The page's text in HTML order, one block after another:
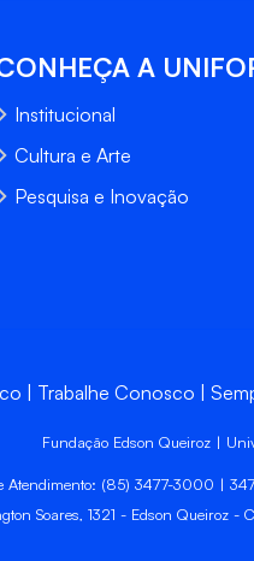
A
Institucional
Cultura e Arte
Pesquisa e Inovação
Trabalhe Conosco
Fundação Edson Queiroz |
Atendimento: (85) 3477-3000 |
Soares, 1321 - Edson Queiroz